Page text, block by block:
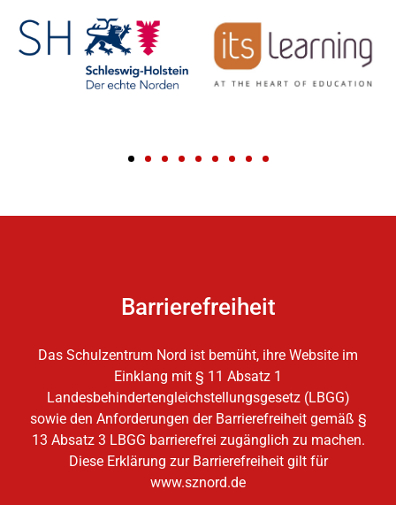
Barrierefreiheit
Das Schulzentrum Nord ist bemüht, ihre Website im
Einklang mit § 11 Absatz 1
Landesbehindertengleichstellungsgesetz (LBGG)
sowie den Anforderungen der Barrierefreiheit gemäß §
13 Absatz 3 LBGG barrierefrei zugänglich zu machen.
Diese Erklärung zur Barrierefreiheit gilt für
www.sznord.de